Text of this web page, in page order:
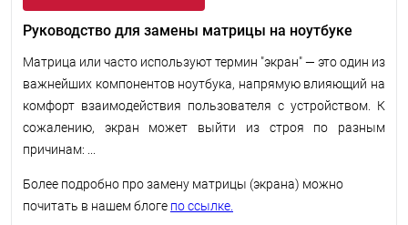
Руководство для замены матрицы на ноутбуке
Матрица или часто используют термин "экран" — это один из
важнейших компонентов ноутбука, напрямую влияющий на
комфорт взаимодействия пользователя с устройством. К
сожалению, экран может выйти из строя по разным
причинам: ...
Более подробно про замену матрицы (экрана) можно
почитать в нашем блоге по ссылке.